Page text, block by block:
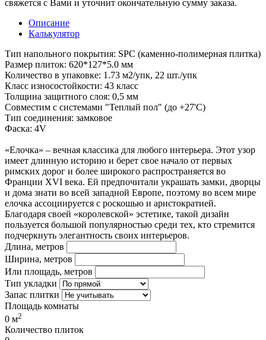
свяжется с Вами и уточнит окончательную сумму заказа.
Описание
Калькулятор
Тип напольного покрытия: SPC (каменно-полимерная плитка)
Размер плиток: 620*127*5.0 мм
Количество в упаковке: 1.73 м2/упк, 22 шт./упк
Класс износостойкости: 43 класс
Толщина защитного слоя: 0,5 мм
Совместим с системами "Теплый пол" (до +27'С)
Тип соединения: замковое
Фаска: 4V
«Елочка» – вечная классика для любого интерьера. Этот узор
имеет длинную историю и берет свое начало от первых
римских дорог и более широкого распространяется во
Франции XVI века. Ей предпочитали украшать замки, дворцы
и дома знати во всей западной Европе, поэтому во всем мире
елочка ассоциируется с роскошью и аристократией.
Благодаря своей «королевской» эстетике, такой дизайн
пользуется большой популярностью среди тех, кто стремится
подчеркнуть элегантность своих интерьеров.
Длина, метров
Ширина, метров
Или площадь, метров
Тип укладки
Запас плитки
Площадь комнаты
0 м2
Количество плиток